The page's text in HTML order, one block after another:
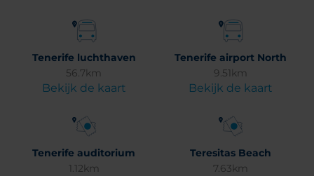
Tenerife luchthaven
56.7km
Bekijk de kaart
Tenerife airport North
9.51km
Bekijk de kaart
Tenerife auditorium
1.12km
Teresitas Beach
7.63km